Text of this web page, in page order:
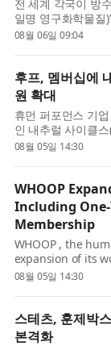
전 세계 각국이 방
일명 영구화학물질
지스(Niber
08월 06일 09:04
후프, 멤버십에
원 확대
휴먼 퍼포먼스 기
인 내추럴 사이클
품군을 확장한다고
08월 05일 14:30
WHOOP
Including
Membership
WHOOP , the
expansion of its
Natural Cycles°
08월 05일 14:30
스테츠, 훈제박
본격화